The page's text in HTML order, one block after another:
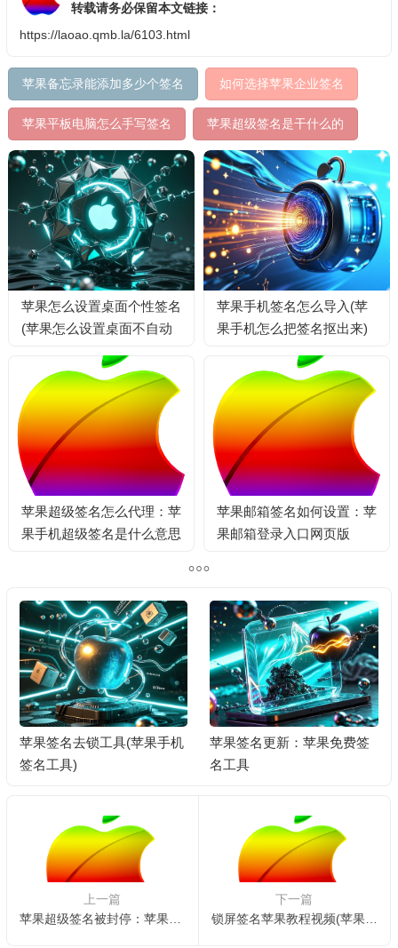
转载请务必保留本文链接：
https://laoao.qmb.la/6103.html
苹果备忘录能添加多少个签名 如何选择苹果企业签名
苹果平板电脑怎么手写签名 苹果超级签名是干什么的
苹果怎么设置桌面个性签名
(苹果怎么设置桌面不自动
苹果手机签名怎么导入(苹
果手机怎么把签名抠出来)
苹果超级签名怎么代理：苹
果手机超级签名是什么意思
苹果邮箱签名如何设置：苹
果邮箱登录入口网页版
苹果签名去锁工具(苹果手机
签名工具)
苹果签名更新：苹果免费签
名工具
上一篇
下一篇